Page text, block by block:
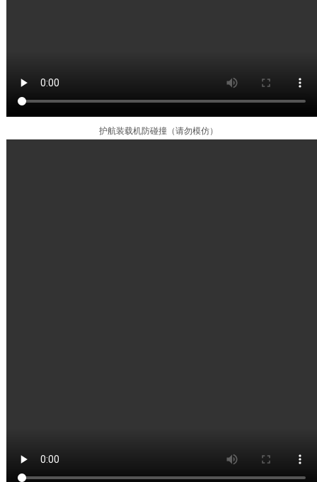
护航装载机防碰撞（请勿模仿）